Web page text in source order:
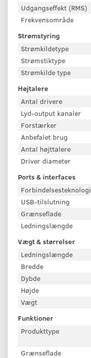
Udgangseffekt (RMS)
Frekvensområde
Strømstyring
Strømkildetype
Strømstiktype
Strømkilde type
Højtalere
Antal drivere
Lyd-output kanaler
Forstærker
Anbefalet brug
Antal højttalere
Driver diameter
Ports & interfaces
Forbindelsesteknologi
USB-tilslutning
Grænseflade
Ledningslængde
Vægt & størrelser
Ledningslængde
Bredde
Dybde
Højde
Vægt
Funktioner
Produkttype
Grænseflade